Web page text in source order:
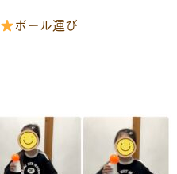
ボール運び